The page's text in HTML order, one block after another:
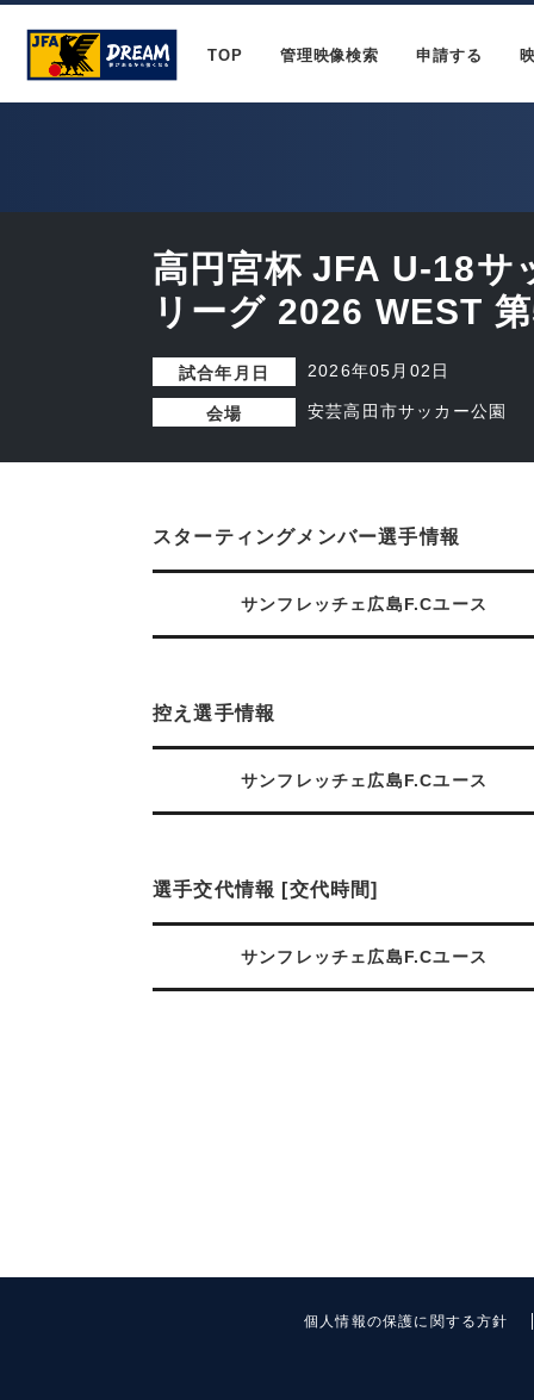
TOP 管理映像検索 申請する
高円宮杯 JFA U-18サ
リーグ 2026 WEST
試合年月日 2026年05月02日
会場 安芸高田市サッカー公園
スターティングメンバー選手情報
サンフレッチェ広島F.Cユース
控え選手情報
サンフレッチェ広島F.Cユース
選手交代情報 [交代時間]
サンフレッチェ広島F.Cユース
個人情報の保護に関する方針